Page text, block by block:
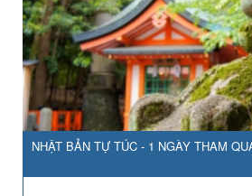
NHẬT BẢN TỰ TÚC - 1 NGÀY THAM